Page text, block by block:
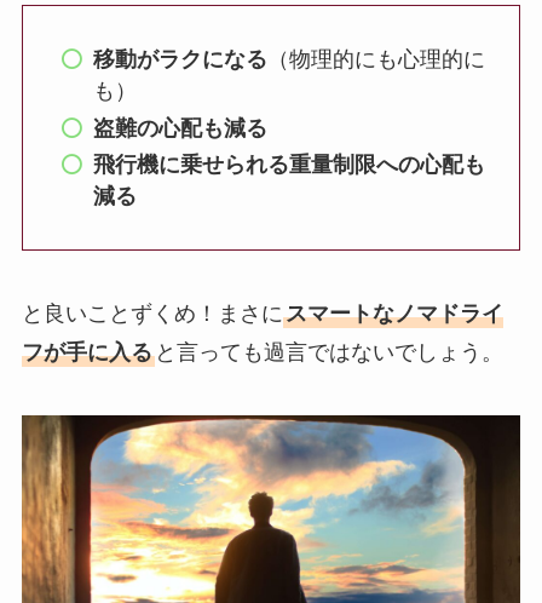
移動がラクになる （物理的にも心理的に
も）
盗難の心配も減る
飛行機に乗せられる重量制限への心配も
減る
と良いことずくめ！まさにスマートなノマドライ
フが手に入ると言っても過言ではないでしょう。